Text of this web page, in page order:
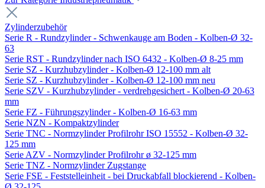
Zylinderzubehör
Serie R - Rundzylinder - Schwenkauge am Boden - Kolben-Ø 32-
63
Serie RST - Rundzylinder nach ISO 6432 - Kolben-Ø 8-25 mm
Serie SZ - Kurzhubzylinder - Kolben-Ø 12-100 mm alt
Serie SZ - Kurzhubzylinder - Kolben-Ø 12-100 mm neu
Serie SZV - Kurzhubzylinder - verdrehgesichert - Kolben-Ø 20-63
mm
Serie FZ - Führungszylinder - Kolben-Ø 16-63 mm
Serie NZN - Kompaktzylinder
Serie TNC - Normzylinder Profilrohr ISO 15552 - Kolben-Ø 32-
125 mm
Serie AZV - Normzylinder Profilrohr ø 32-125 mm
Serie TNZ - Normzylinder Zugstange
Serie FSE - Feststelleinheit - bei Druckabfall blockierend - Kolben-